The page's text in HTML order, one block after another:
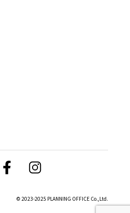
© 2023-2025 PLANNING OFFICE Co.,Ltd.